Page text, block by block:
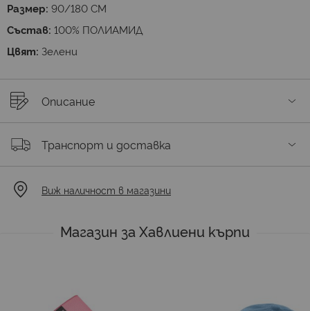
Размер: 90/180 СМ
Състав: 100% ПОЛИАМИД
Цвят: Зелени
Описание
Транспорт и доставка
Виж наличност в магазини
Магазин за Хавлиени кърпи